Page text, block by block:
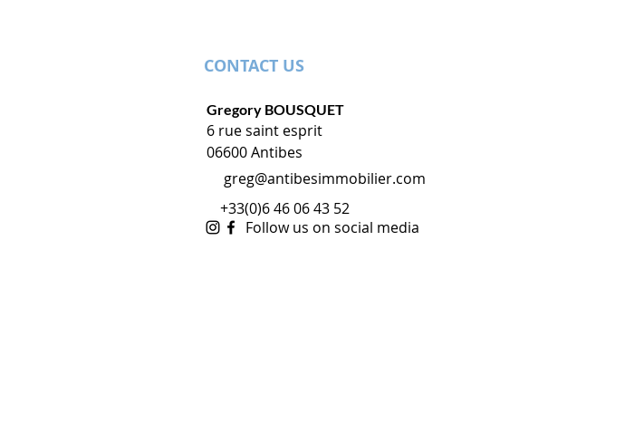
CONTACT US
Gregory BOUSQUET
6 rue saint esprit
06600 Antibes
greg@antibesimmobilier.com
+33(0)6 46 06 43 52
Follow us on social media